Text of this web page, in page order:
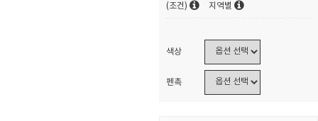
(조건)
지역별
색상
펜촉